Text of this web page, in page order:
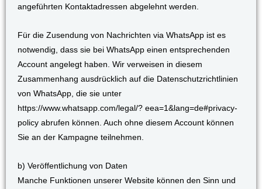
angeführten Kontaktadressen abgelehnt werden.
Für die Zusendung von Nachrichten via WhatsApp ist es
notwendig, dass sie bei WhatsApp einen entsprechenden
Account angelegt haben. Wir verweisen in diesem
Zusammenhang ausdrücklich auf die Datenschutzrichtlinien
von WhatsApp, die sie unter
https://www.whatsapp.com/legal/? eea=1&lang=de#privacy-
policy abrufen können. Auch ohne diesem Account können
Sie an der Kampagne teilnehmen.
b) Veröffentlichung von Daten
Manche Funktionen unserer Website können den Sinn und